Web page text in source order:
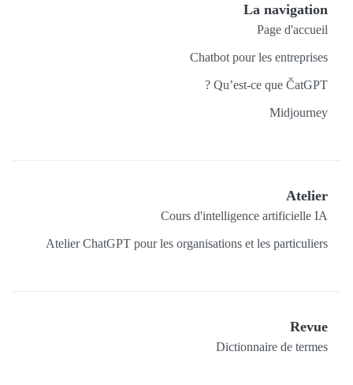
La navigation
Page d'accueil
Chatbot pour les entreprises
Qu’est-ce que ČatGPT ?
Midjourney
Atelier
Cours d'intelligence artificielle IA
Atelier ChatGPT pour les organisations et les particuliers
Revue
Dictionnaire de termes